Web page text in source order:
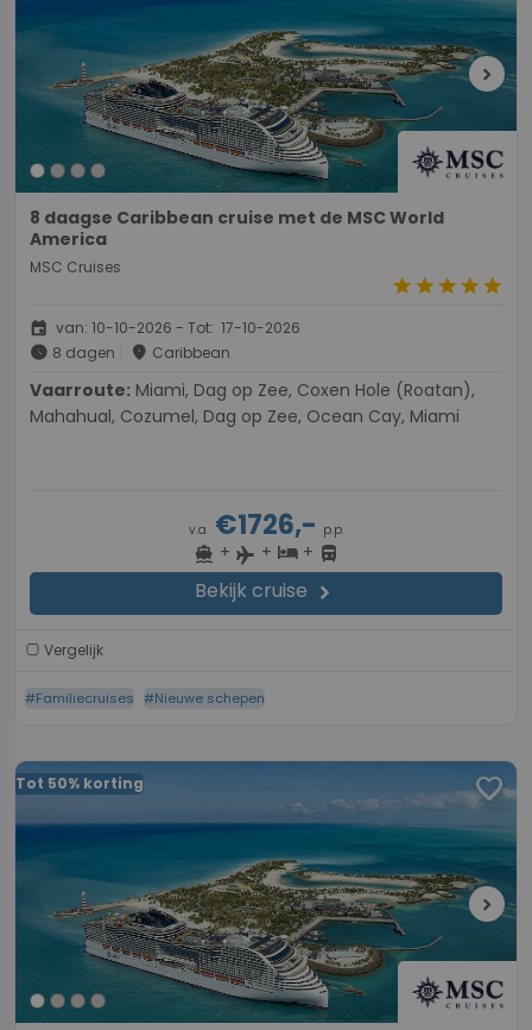
chevron_right
8 daagse Caribbean cruise met de MSC World
America
MSC Cruises
starstarstarstarstar
event van: 10-10-2026 - Tot: 17-10-2026
schedule 8 dagen place Caribbean
Vaarroute:
Mahahual, Cozumel, Dag op Zee, Ocean Cay, Miami
v.a.€1726,- p.p.
directions_boat + flight + hotel+ directions_bus
Bekijk cruise chevron_right
Vergelijk
#Familiecruises #Nieuwe schepen
Tot 50% korting favorite
chevron_right